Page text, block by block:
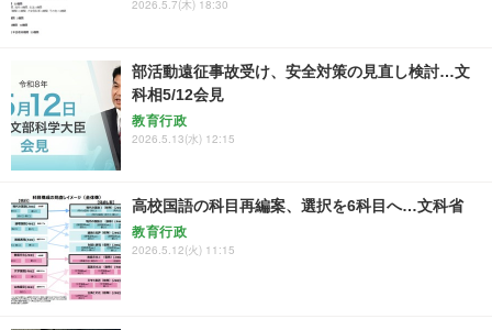
2026.5.7(木) 18:30
部活動遠征事故受け、安全対策の見直し検討…文
科相5/12会見
教育行政
2026.5.13(水) 12:15
高校国語の科目再編案、選択を6科目へ…文科省
教育行政
2026.5.12(火) 11:15